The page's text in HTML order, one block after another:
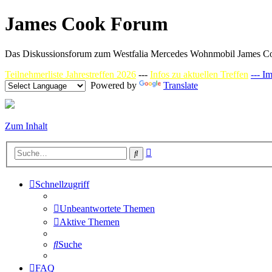
James Cook Forum
Das Diskussionsforum zum Westfalia Mercedes Wohnmobil James
Teilnehmerliste Jahrestreffen 2026 --- Infos zu aktuellen Treffen ---
Powered by
Translate
Zum Inhalt
Suche
Schnellzugriff
Unbeantwortete Themen
Aktive Themen
Suche
FAQ